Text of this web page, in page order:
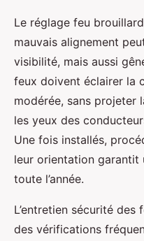
Le réglage feu
mauvais alignement
visibilité, mais aussi
feux doivent éclairer la
modérée, sans projeter
les yeux des
Une fois installés,
leur orientation garantit
toute l’année.
L’entretien sécurité
des vérifications